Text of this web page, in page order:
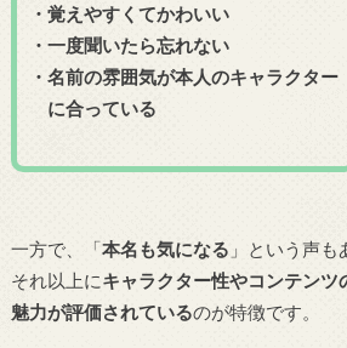
・覚えやすくてかわいい
・一度聞いたら忘れない
・名前の雰囲気が本人のキャラクター
に合っている
一方で、「本名も気になる 」という声も
それ以上にキャラクター性やコンテンツ
魅力が評価されているのが特徴です。